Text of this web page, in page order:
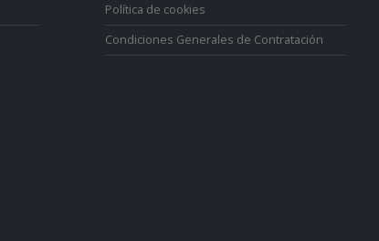
Política de cookies
Condiciones Generales de Contratación